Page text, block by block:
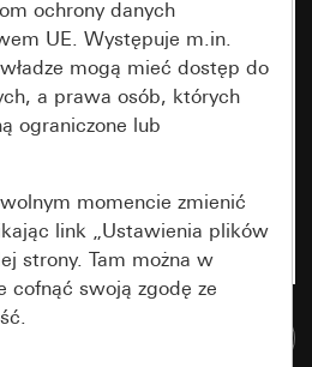
ochrony danych
UE. Występuje m.in.
mogą mieć dostęp do
a prawa osób, których
ograniczone lub
momencie zmienić
link „Ustawienia plików
strony. Tam można w
cofnąć swoją zgodę ze